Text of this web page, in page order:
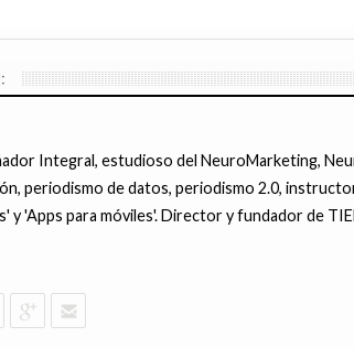
Integral, estudioso del NeuroMarketing,
periodismo de datos, periodismo 2.0,
y 'Apps para móviles'. Director y fundador de